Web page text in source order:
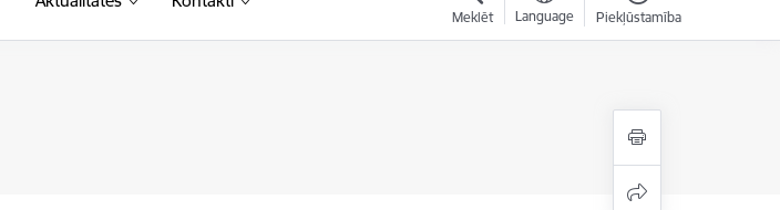
Meklēt Language Piekļūstamība